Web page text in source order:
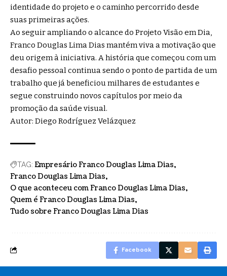
identidade do projeto e o caminho percorrido desde
suas primeiras ações.
Ao seguir ampliando o alcance do Projeto Visão em Dia,
Franco Douglas Lima Dias mantém viva a motivação que
deu origem à iniciativa. A história que começou com um
desafio pessoal continua sendo o ponto de partida de um
trabalho que já beneficiou milhares de estudantes e
segue construindo novos capítulos por meio da
promoção da saúde visual.
Autor: Diego Rodríguez Velázquez
TAG: Empresário Franco Douglas Lima Dias
Franco Douglas Lima Dias
O que aconteceu com Franco Douglas Lima Dias
Quem é Franco Douglas Lima Dias
Tudo sobre Franco Douglas Lima Dias
Facebook